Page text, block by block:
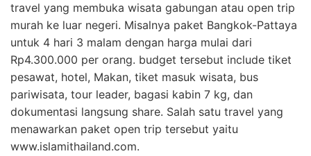
travel yang membuka wisata gabungan atau open trip
murah ke luar negeri. Misalnya paket Bangkok-Pattaya
untuk 4 hari 3 malam dengan harga mulai dari
Rp4.300.000 per orang. budget tersebut include tiket
pesawat, hotel, Makan, tiket masuk wisata, bus
pariwisata, tour leader, bagasi kabin 7 kg, dan
dokumentasi langsung share. Salah satu travel yang
menawarkan paket open trip tersebut yaitu
www.islamithailand.com.